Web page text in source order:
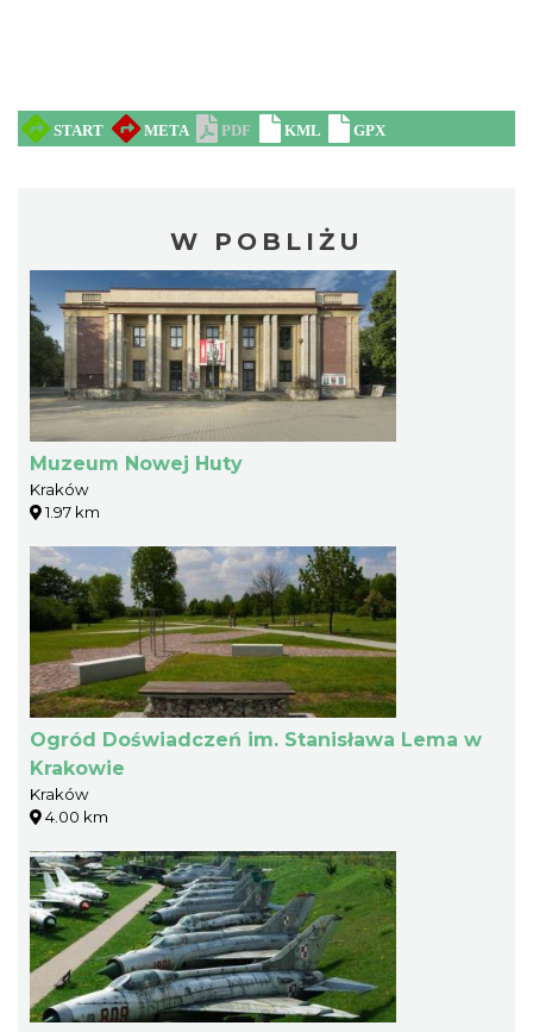
W POBLIŻU
Muzeum Nowej Huty
Kraków
1.97 km
Ogród Doświadczeń im. Stanisława Lema w
Krakowie
Kraków
4.00 km